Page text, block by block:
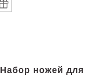
Набор ножей для